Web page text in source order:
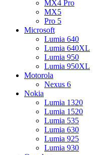
MX4 Pro
MX5
Pro 5
Microsoft
Lumia 640
Lumia 640XL
Lumia 950
Lumia 950XL
Motorola
Nexus 6
Nokia
Lumia 1320
Lumia 1520
Lumia 535
Lumia 630
Lumia 925
Lumia 930